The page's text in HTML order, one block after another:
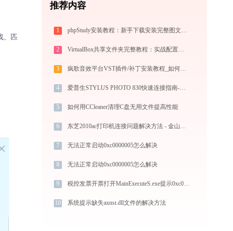
、匹
推荐内容
1 phpStudy安装教程：新手下载安装完整图文步骤
2 VirtualBox共享文件夹完整教程：实战配置与故障排查
3 疯歌音效平台VST插件/补丁安装教程_如何加载插件效果包
4 爱普生STYLUS PHOTO 830快速连接指南-金山毒霸
5 如何用CCleaner清理C盘无用文件提高性能
6 东芝2010ac打印机连接问题解决方法 - 金山毒霸
7 无法正常启动0xc0000005怎么解决
8 无法正常启动0xc0000005怎么解决
9 税控发票开票打开MainExecuteS.exe提示0xc000000d错误码怎么办
10 系统提示缺失axnst.dll文件的解决方法